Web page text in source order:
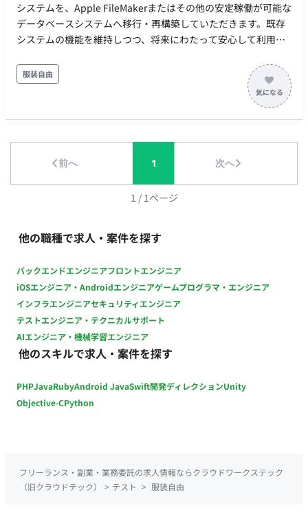
システムを、Apple FileMakerまたはその他の安定稼働が可能な
データベースシステムへ移行・再構築していただきます。既存
システムの機能を維持しつつ、将来にわたって安心して利用で
しているMicrosoft Access（バージョン2007～2010、パソコン
ごとに異なる）による業務システムの見直しと刷新を検討して
います。なお、Apple社のFileMakerへの移行を検討段階です。
（要相談） ■業務内容 【既存Accessシステムの理解と新システ
ベースシステムでの設計/開発/構築 ・データ移行作業 ・必要に
応じた機能追加、改修 ■チーム体制 専任のシステム担当者は現
在いません。 依頼主と直接やり取りを行い、プロジェクトを進
■働き方 ・月の稼働時間：週1日もしくは月32時間～ ・フルリ
モート稼働: 可能 ・フレックス稼働: 可能 ■本案件の魅力 企業の
接的に向上させる貢献を実感できます。
服装自由
前へ 1 次へ
1 / 1ページ
他の職種で求人・案件を探す
バックエンドエンジニアフロントエンジニア
iOSエンジニア・Androidエンジニアゲームプログラマ・エンジニア
インフラエンジニアセキュリティエンジニア
テストエンジニア・テクニカルサポート
AIエンジニア・機械学習エンジニア
他のスキルで求人・案件を探す
PHPJavaRubyAndroid JavaSwift開発ディレクションUnity
Objective-CPython
フリーランス・副業・業務委託の求人情報ならクラウドワークステック
（旧クラウドテック）
> テスト > 服装自由